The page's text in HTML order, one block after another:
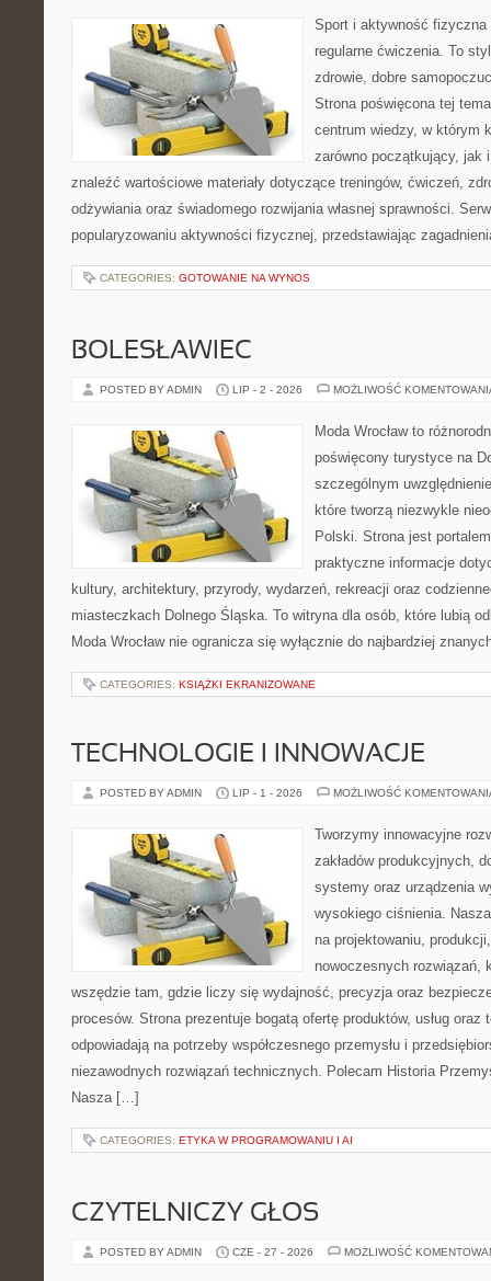
Sport i aktywność
regularne ćwiczenia. To
zdrowie, dobre
Strona poświęcona tej
centrum wiedzy, w którym
zarówno początkujący, jak
znaleźć wartościowe materiały dotyczące treningów, ćwiczeń,
odżywiania oraz świadomego rozwijania własnej sprawności.
popularyzowaniu aktywności fizycznej, przedstawiając
CATEGORIES: GOTOWANIE NA WYNOS
BOLESŁAWIEC
POSTED BY ADMIN LIP - 2 - 2026 MOŻLIWOŚĆ
Moda Wrocław to
poświęcony turystyce na
szczególnym
które tworzą niezwykle
Polski. Strona jest
praktyczne informacje
kultury, architektury, przyrody, wydarzeń, rekreacji oraz
miasteczkach Dolnego Śląska. To witryna dla osób, które lubią
Moda Wrocław nie ogranicza się wyłącznie do najbardziej
CATEGORIES: KSIĄŻKI EKRANIZOWANE
TECHNOLOGIE I INNOWACJE
POSTED BY ADMIN LIP - 1 - 2026 MOŻLIWOŚĆ
Tworzymy innowacyjne
zakładów produkcyjnych,
systemy oraz urządzenia
wysokiego ciśnienia.
na projektowaniu,
nowoczesnych rozwiązań,
wszędzie tam, gdzie liczy się wydajność, precyzja oraz
procesów. Strona prezentuje bogatą ofertę produktów, usług oraz
odpowiadają na potrzeby współczesnego przemysłu i
niezawodnych rozwiązań technicznych. Polecam Historia
Nasza […]
CATEGORIES: ETYKA W PROGRAMOWANIU I AI
CZYTELNICZY GŁOS
POSTED BY ADMIN CZE - 27 - 2026 MOŻLIWOŚĆ